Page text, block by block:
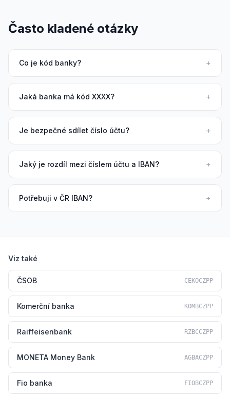
Často kladené otázky
Co je kód banky? +
Jaká banka má kód XXXX? +
Je bezpečné sdílet číslo účtu? +
Jaký je rozdíl mezi číslem účtu a IBAN? +
Potřebuji v ČR IBAN? +
Viz také
ČSOB CEKOCZPP
Komerční banka KOMBCZPP
Raiffeisenbank RZBCCZPP
MONETA Money Bank AGBACZPP
Fio banka FIOBCZPP